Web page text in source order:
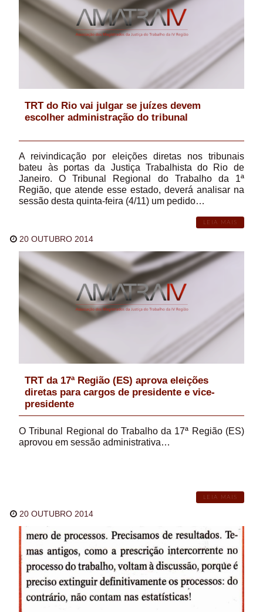
TRT do Rio vai julgar se juízes devem
escolher administração do tribunal
A reivindicação por eleições diretas nos tribunais
bateu às portas da Justiça Trabalhista do Rio de
Janeiro. O Tribunal Regional do Trabalho da 1ª
Região, que atende esse estado, deverá analisar na
sessão desta quinta-feira (4/11) um pedido…
LEIA MAIS
20 OUTUBRO 2014
TRT da 17ª Região (ES) aprova eleições
diretas para cargos de presidente e vice-
presidente
O Tribunal Regional do Trabalho da 17ª Região (ES)
aprovou em sessão administrativa…
LEIA MAIS
20 OUTUBRO 2014